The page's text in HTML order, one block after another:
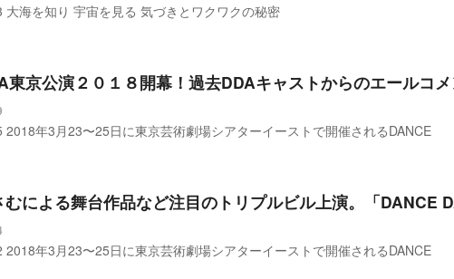
を知り 宇宙を見る 気づきとワクワクの秘密
東京公演２０１８開幕！過去DDAキャストからのエールコ
年3月23〜25日に東京芸術劇場シアターイーストで開催されるDANCE
による舞台作品など注目のトリプルビル上演。「DANCE
年3月23〜25日に東京芸術劇場シアターイーストで開催されるDANCE